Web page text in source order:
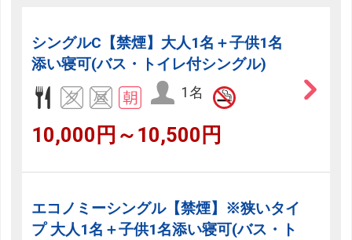
シングルC【禁煙】大人1名＋子供1名
添い寝可(バス・トイレ付シングル)
1名
10,000円～10,500円
エコノミーシングル【禁煙】※狭いタイ
プ 大人1名＋子供1名添い寝可(バス・ト